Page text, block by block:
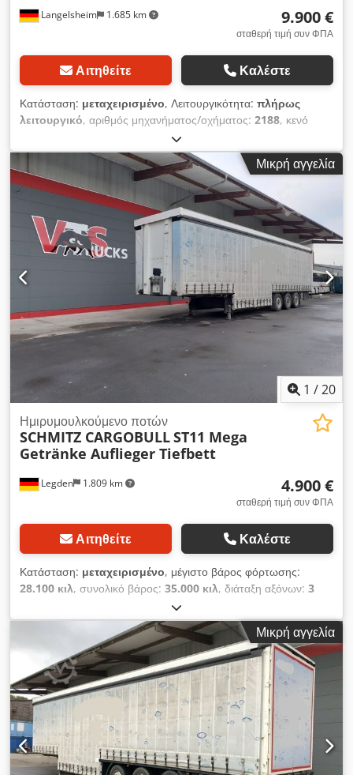
Langelsheim 1.685 km 9.900 €
σταθερή τιμή συν ΦΠΑ
Αιτηθείτε Καλέστε
Κατάσταση: μεταχειρισμένο, Λειτουργικότητα: πλήρως
λειτουργικό, αριθμός μηχανήματος/οχήματος: 2188, κενό
, συνολικό βάρος:
αξόνων:3 άξονες, πρώτη ταξινόμηση:10/2019, επόμενος
τεχνικός έλεγχος (TÜV):10/2026, μήκος χώρου φόρτωσης:
13.650 χιλ., πλάτος χώρου φόρτωσης:2.550 χιλ.
χώρου φόρτωσης:3.000 χιλ. , ανάρτηση:αέρας, μεταξόνιο:
1.310 χιλ., χρώμα: κίτρινο, Έτος κατασκευής:2019,
Εξοπλισμός:ABS , Schmitz Mega επικαθήμενο με ανυψούμενη
οροφή, κωδικός XL, Edscha, πορτόφυλλα, πλαϊνές τρυπημένες
ράγες, ζάντες αλουμινίου, γερμανικό όχημα από πρώτο χέρι.
Πώληση μόνο σε επαγγελματίες και με εξαίρεση κάθε είδους
εγγύησης. Παραδίδουμε σε οποιοδήποτε γερμανικό λιμάνι.
Codpszb Hqwofx Alceha
Μικρή αγγελία
1 /20
Legden 1.809 km
Ημιρυμουλκούμενο ποτών
SCHMITZ CARGOBULLST11 Mega
Getränke Auflieger Tiefbett
4.900 €
σταθερή τιμή συν ΦΠΑ
Αιτηθείτε Καλέστε
Κατάσταση: μεταχειρισμένο, μέγιστο βάρος φόρτωσης:
28.100 κιλ, συνολικό βάρος: 35.000 κιλ, διάταξη αξόνων: 3
11/2014
έλεγχος (TÜV):11/2021, μήκος χώρου φόρτωσης:13.240 χιλ.,
πλάτος χώρου φόρτωσης:2.490 χιλ., ύψος χώρου φόρτωσης:
3.500 χιλ., συνολικό πλάτος: 2.550 χιλ., συνολικό ύψος:4.000
χιλ., Εξοπλισμός: ABS, Schröder Wiesmoor ST 11/24 P4-13,5
ρυμουλκούμενο μεταφοράς ποτών χαμηλού δαπέδου Αριθμός
οχήματος 3903 Τεχνικά χαρακτηριστικά: * Τεχνικός έλεγχος:
05/2021 * Έλεγχος ΚΤΕΟ: 11/2021 * Επιτρεπόμενο μικτό
βάρος: 35.000 kg Csdpfx Aljzdbkwscoha * Βάρος χωρίς
φορτίο: 6.900 kg * Ελαστικά: 385/55R22.5 * 3 άξονες (BPW) *
Φορτίο άξονα: 8.000 kg ανά άξονα * Φορτίο ρυμούλκησης:
Μικρή αγγελία